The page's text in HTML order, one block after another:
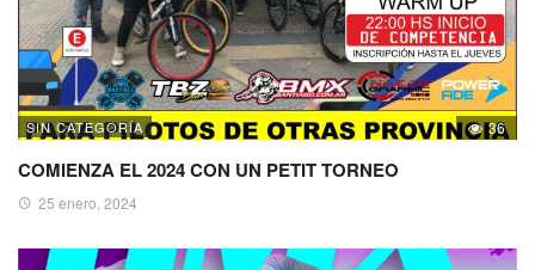
SIN CATEGORÍA 36
COMIENZA EL 2024 CON UN PETIT TORNEO
25 enero, 2024